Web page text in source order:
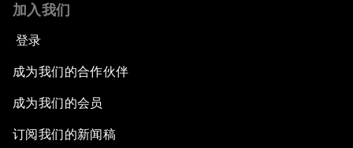
加入我们
登录
成为我们的合作伙伴
成为我们的会员
订阅我们的新闻稿